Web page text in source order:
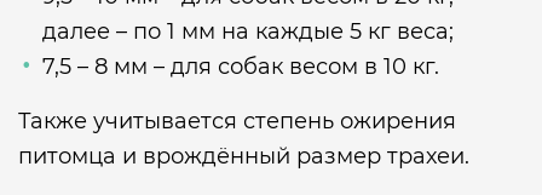
далее – по 1 мм на каждые 5 кг веса;
7,5 – 8 мм – для собак весом в 10 кг.
Также учитывается степень ожирения
питомца и врождённый размер трахеи.